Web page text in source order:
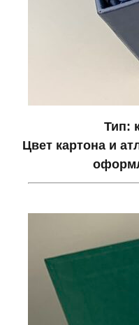
Тип:
Цвет картона и